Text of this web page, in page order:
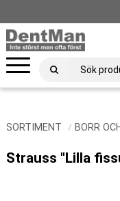
Menu
SORTIMENT BORR
Strauss "Lilla